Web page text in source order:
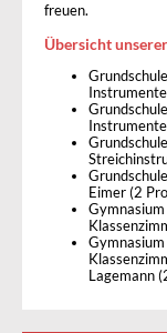
freuen.
Übersicht
Eimer (2
Gymnasium
Lagemann